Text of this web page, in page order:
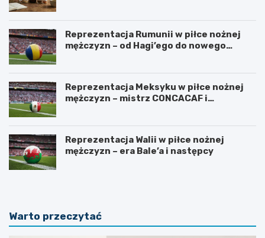
Reprezentacja Rumunii w piłce nożnej
mężczyzn – od Hagi’ego do nowego
Reprezentacja Meksyku w piłce nożnej
mężczyzn – mistrz CONCACAF i
Reprezentacja Walii w piłce nożnej
mężczyzn – era Bale’a i następcy
Warto przeczytać